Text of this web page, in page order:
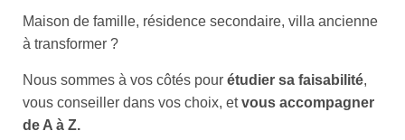
Maison de famille, résidence secondaire, villa ancienne
à transformer ?
Nous sommes à vos côtés pour étudier sa faisabilité,
vous conseiller dans vos choix, etvous accompagner
de A à Z.